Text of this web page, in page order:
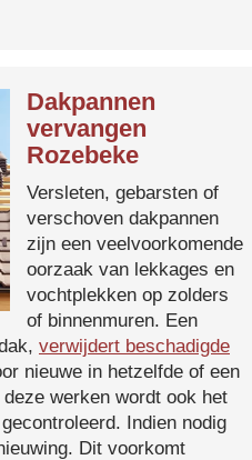
Dakpannen
vervangen
Rozebeke
Versleten, gebarsten of
verschoven dakpannen
zijn een veelvoorkomende
oorzaak van lekkages en
vochtplekken op zolders
of binnenmuren. Een
verwijdert beschadigde
nieuwe in hetzelfde of een
werken wordt ook het
Indien nodig
Dit voorkomt